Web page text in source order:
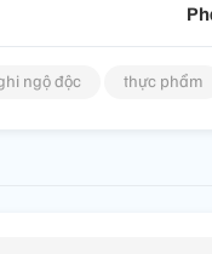
ngộ độc thực phẩm